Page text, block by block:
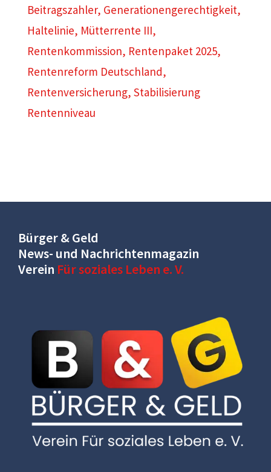
Beitragszahler, Generationengerechtigkeit,
Haltelinie, Mütterrente III,
Rentenkommission, Rentenpaket 2025,
Rentenreform Deutschland,
Rentenversicherung, Stabilisierung
Rentenniveau
Bürger & Geld
News- und Nachrichtenmagazin
Verein Für soziales Leben e. V.